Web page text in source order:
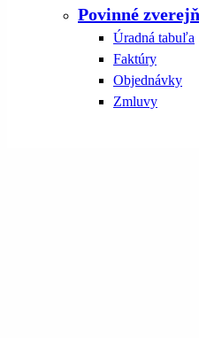
Povinné
Úradná tabuľa
Faktúry
Objednávky
Zmluvy